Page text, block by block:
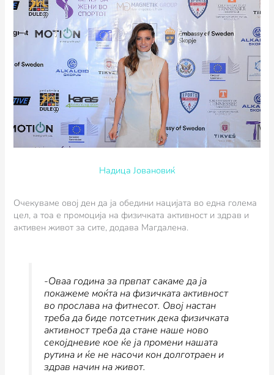
Надица Јовановиќ
Очекуваме овој ден да ја обедини нацијата во една голема
цел, а тоа е промоција на физичката активност и здрав и
активен живот за сите, додава Магдалена.
-Оваа година за првпат сакаме да ја
покажеме моќта на физичката активност
во прослава на фитнесот. Овој настан
треба да биде потсетник дека физичката
активност треба да стане наше ново
секојдневие кое ќе ја промени нашата
рутина и ќе не насочи кон долготраен и
здрав начин на живот.